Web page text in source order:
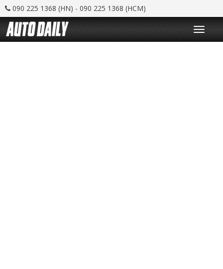
090 225 1368 (HN) - 090 225 1368 (HCM)
T
o
g